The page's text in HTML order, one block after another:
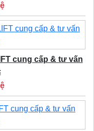
cung cấp & tư vấn